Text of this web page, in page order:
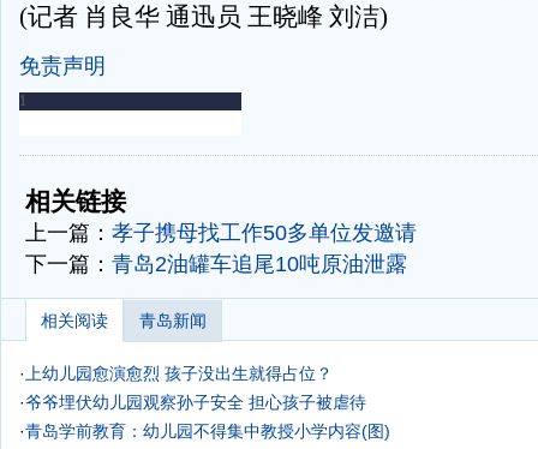
(记者 肖良华 通迅员 王晓峰 刘洁)
免责声明
-
相关链接
上一篇： 孝子携母找工作50多单位发邀请
下一篇： 青岛2油罐车追尾10吨原油泄露
相关阅读 青岛新闻
· 上幼儿园愈演愈烈 孩子没出生就得占位？
·爷爷埋伏幼儿园观察孙子安全 担心孩子被虐待
·青岛学前教育：幼儿园不得集中教授小学内容(图)